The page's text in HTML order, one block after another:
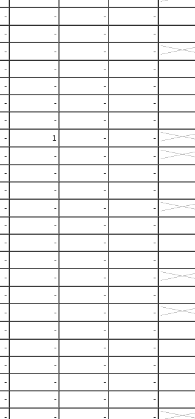
- - - -
- - - -
- - -
-
- - - -
- - - -
- - - -
- - - -
- 1 -
-
- - -
-
- - - -
- - - -
- - -
-
- - - -
- - - -
- - - -
- - -
-
- - - -
- - -
-
- - - -
- - - -
- - - -
- - - -
- - - -